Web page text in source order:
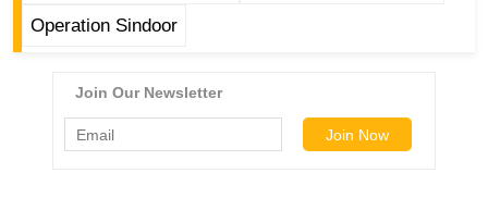
नी
Operation Sindoor